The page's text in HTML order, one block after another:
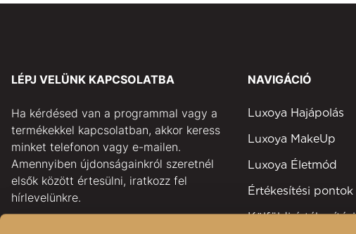
LÉPJ VELÜNK KAPCSOLATBA
Ha kérdésed van a programmal vagy a
termékekkel kapcsolatban, akkor keress
minket telefonon vagy e-mailen.
Amennyiben újdonságainkról szeretnél
elsők között értesülni, iratkozz fel
hírlevelünkre.
NAVIGÁCIÓ
Luxoya Hajápolás
Luxoya MakeUp
Luxoya Életmód
Értékesítési pontok
Külföldi értékesítési